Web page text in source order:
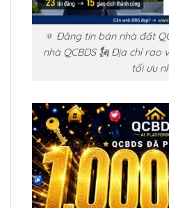
🔅 Đăng tin bán nhà đất
nhà QCBDS 🗽 Địa chỉ
tối ưu